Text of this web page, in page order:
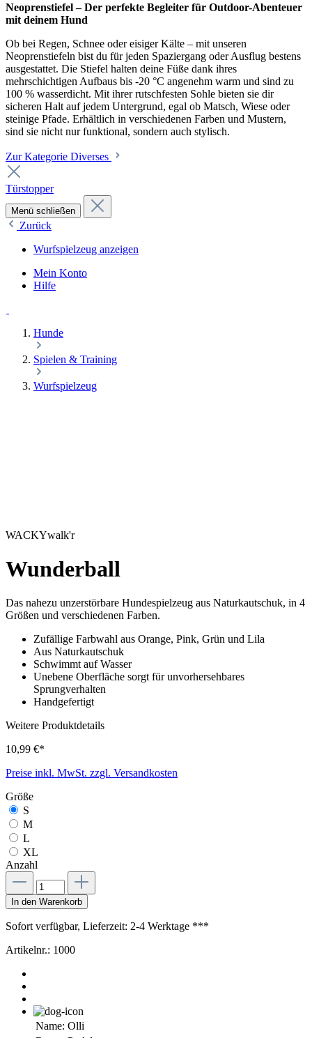
Neoprenstiefel – Der perfekte Begleiter für Outdoor-Abenteuer
mit deinem Hund
Ob bei Regen, Schnee oder eisiger Kälte – mit unseren
Neoprenstiefeln bist du für jeden Spaziergang oder Ausflug bestens
ausgestattet. Die Stiefel halten deine Füße dank ihres
mehrschichtigen Aufbaus bis -20 °C angenehm warm und sind zu
100 % wasserdicht. Mit ihrer rutschfesten Sohle bieten sie dir
sicheren Halt auf jedem Untergrund, egal ob Matsch, Wiese oder
steinige Pfade. Erhältlich in verschiedenen Farben und Mustern,
sind sie nicht nur funktional, sondern auch stylisch.
Zur Kategorie Diverses
Türstopper
Menü schließen
Zurück
Wurfspielzeug anzeigen
Mein Konto
Hilfe
Hunde
Spielen & Training
Wurfspielzeug
WACKYwalk'r
Wunderball
Das nahezu unzerstörbare Hundespielzeug aus Naturkautschuk, in 4
Größen und verschiedenen Farben.
Zufällige Farbwahl aus Orange, Pink, Grün und Lila
Aus Naturkautschuk
Schwimmt auf Wasser
Unebene Oberfläche sorgt für unvorhersehbares
Sprungverhalten
Handgefertigt
Weitere Produktdetails
10,99 €*
Preise inkl. MwSt. zzgl. Versandkosten
Größe
S
M
L
XL
Anzahl
In den Warenkorb
Sofort verfügbar, Lieferzeit: 2-4 Werktage ***
Artikelnr.: 1000
Name: Olli